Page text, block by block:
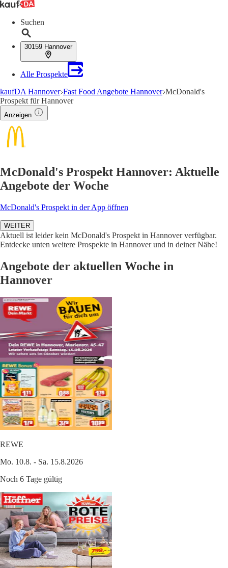
Suchen
30159 Hannover
Alle Prospekte
kaufDA Hannover Fast Food Angebote Hannover McDonald's
Prospekt für Hannover
Anzeigen
McDonald's Prospekt Hannover: Aktuelle
Angebote der Woche
McDonald's Prospekt in der App öffnen
WEITER
Aktuell ist leider kein McDonald's Prospekt in Hannover verfügbar.
Entdecke unten weitere Prospekte in Hannover und in deiner Nähe!
Angebote der aktuellen Woche in
Hannover
REWE
Mo. 10.8. - Sa. 15.8.2026
Noch 6 Tage gültig